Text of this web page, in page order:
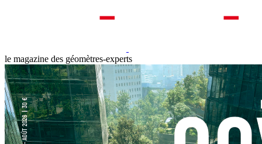
le magazine des géomètres-experts